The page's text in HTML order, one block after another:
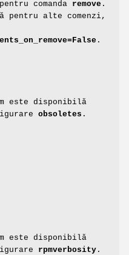
comanda remove .
pentru alte comenzi,
.
este disponibilă
obsoletes .
este disponibilă
rpmverbosity .